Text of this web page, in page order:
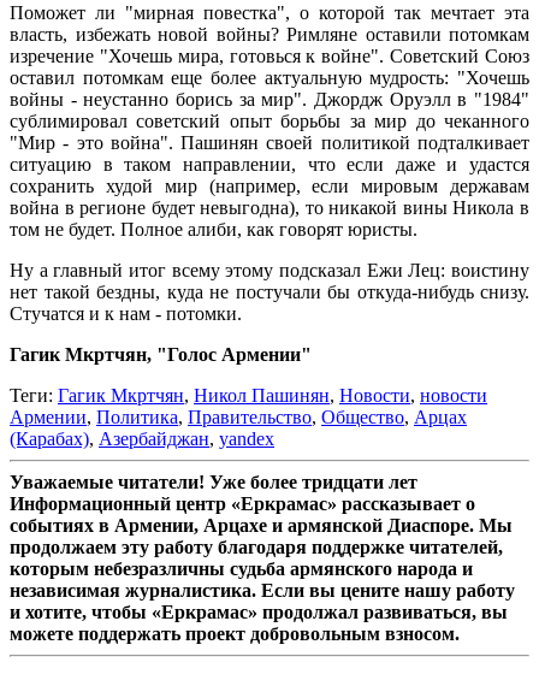
Поможет ли "мирная повестка", о которой так мечтает эта
власть, избежать новой войны? Римляне оставили потомкам
изречение "Хочешь мира, готовься к войне". Советский Союз
оставил потомкам еще более актуальную мудрость: "Хочешь
войны - неустанно борись за мир". Джордж Оруэлл в "1984"
сублимировал советский опыт борьбы за мир до чеканного
"Мир - это война". Пашинян своей политикой подталкивает
ситуацию в таком направлении, что если даже и удастся
сохранить худой мир (например, если мировым державам
война в регионе будет невыгодна), то никакой вины Никола в
том не будет. Полное алиби, как говорят юристы.
Ну а главный итог всему этому подсказал Ежи Лец: воистину
нет такой бездны, куда не постучали бы откуда-нибудь снизу.
Стучатся и к нам - потомки.
Гагик Мкртчян, "Голос Армении"
Теги: Гагик Мкртчян, Никол Пашинян, Новости, новости
Армении, Политика, Правительство, Общество, Арцах
(Карабах), Азербайджан, yandex
Уважаемые читатели! Уже более тридцати лет
Информационный центр «Еркрамас» рассказывает о
событиях в Армении, Арцахе и армянской Диаспоре. Мы
продолжаем эту работу благодаря поддержке читателей,
которым небезразличны судьба армянского народа и
независимая журналистика. Если вы цените нашу работу
и хотите, чтобы «Еркрамас» продолжал развиваться, вы
можете поддержать проект добровольным взносом.